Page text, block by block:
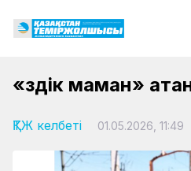
«Үздік маман»
ҚТЖ келбеті 01.05.2026, 11:49